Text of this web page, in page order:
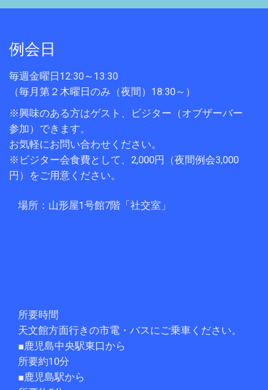
例会日
毎週金曜日12:30～13:30
（毎月第２木曜日のみ（夜間）18:30～）
※興味のある方はゲスト、ビジター（オブザーバー
参加）できます。
お気軽にお問い合わせください。
※ビジター会食費として、2,000円（夜間例会3,000
円）をご用意ください。
場所：山形屋1号館7階「社交室」
所要時間
天文館方面行きの市電・バスにご乗車ください。
■鹿児島中央駅東口から
所要約10分
■鹿児島駅から